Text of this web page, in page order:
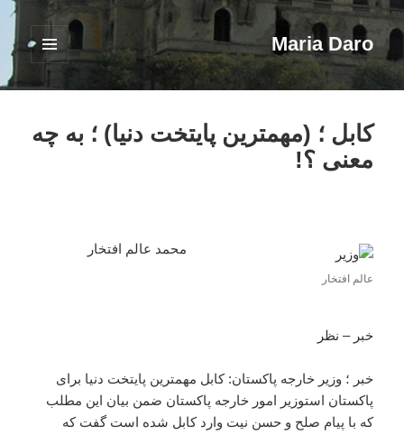
Maria Daro
فهرست
ابزارک‌ها
کابل ؛ (مهمترین پایتخت دنیا) ؛ به چه
معنی ؟!
عالم افتخار
محمد عالم افتخار
خبر – نظر
خبر ؛ وزیر خارجه پاکستان: کابل مهمترین پایتخت دنیا برای
پاکستان استوزیر امور خارجه پاکستان ضمن بیان این مطلب
که با پیام صلح و حسن نیت وارد کابل شده است گفت که